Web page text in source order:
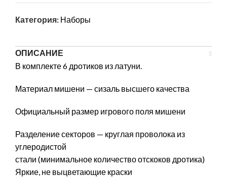
Категория: Наборы
ОПИСАНИЕ
В комплекте 6 дротиков из латуни.
Материал мишени — сизаль высшего качества
Официальный размер игрового поля мишени
Разделение секторов — круглая проволока из
углеродистой
стали (минимальное количество отскоков дротика)
Яркие, не выцветающие краски